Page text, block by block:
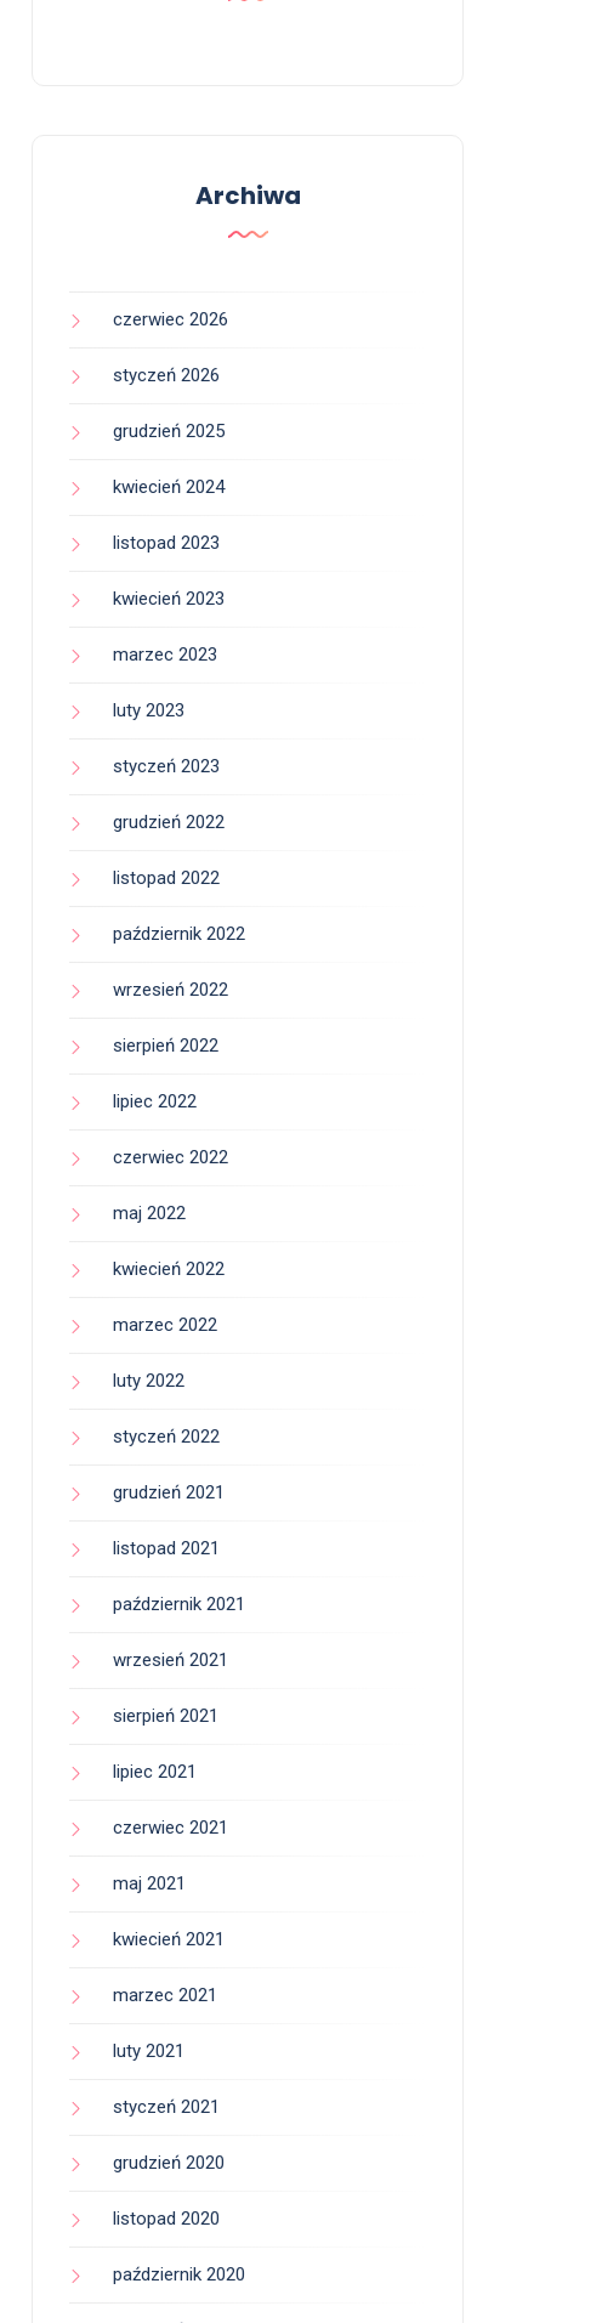
Archiwa
czerwiec 2026
styczeń 2026
grudzień 2025
kwiecień 2024
listopad 2023
kwiecień 2023
marzec 2023
luty 2023
styczeń 2023
grudzień 2022
listopad 2022
październik 2022
wrzesień 2022
sierpień 2022
lipiec 2022
czerwiec 2022
maj 2022
kwiecień 2022
marzec 2022
luty 2022
styczeń 2022
grudzień 2021
listopad 2021
październik 2021
wrzesień 2021
sierpień 2021
lipiec 2021
czerwiec 2021
maj 2021
kwiecień 2021
marzec 2021
luty 2021
styczeń 2021
grudzień 2020
listopad 2020
październik 2020